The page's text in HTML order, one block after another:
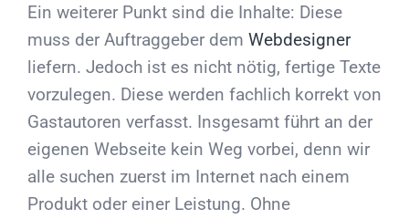
Ein weiterer Punkt sind die Inhalte: Diese
muss der Auftraggeber dem Webdesigner
liefern. Jedoch ist es nicht nötig, fertige Texte
vorzulegen. Diese werden fachlich korrekt von
Gastautoren verfasst. Insgesamt führt an der
eigenen Webseite kein Weg vorbei, denn wir
alle suchen zuerst im Internet nach einem
Produkt oder einer Leistung. Ohne